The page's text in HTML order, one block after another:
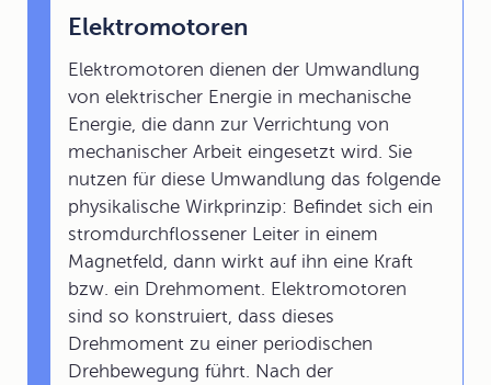
Elektromotoren
Elektromotoren dienen der Umwandlung
von elektrischer Energie in mechanische
Energie, die dann zur Verrichtung von
mechanischer Arbeit eingesetzt wird. Sie
nutzen für diese Umwandlung das folgende
physikalische Wirkprinzip: Befindet sich ein
stromdurchflossener Leiter in einem
Magnetfeld, dann wirkt auf ihn eine Kraft
bzw. ein Drehmoment. Elektromotoren
sind so konstruiert, dass dieses
Drehmoment zu einer periodischen
Drehbewegung führt. Nach der